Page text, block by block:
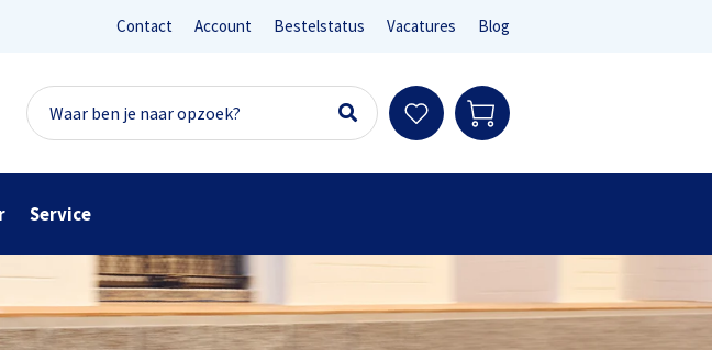
Contact Account Bestelstatus Vacatures Blog
Service